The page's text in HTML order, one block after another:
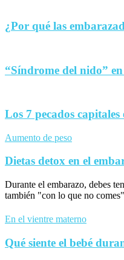
¿Por qué las
“Síndrome del nido”
Los 7 pecados capitales
Aumento de peso
Dietas detox en el
Durante el embarazo, debes
también "con lo que no
En el vientre materno
Qué siente el bebé